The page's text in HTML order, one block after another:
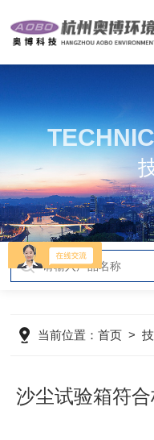
当前位置：首页 >
沙尘试验箱符